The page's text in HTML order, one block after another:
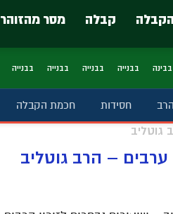
מסר מהזוהר קבלה
בבינה בבנייה בבנייה בבנייה בבנייה
חסידות חכמת הקבלה
גוטליב
ערבים – הרב גוטליב